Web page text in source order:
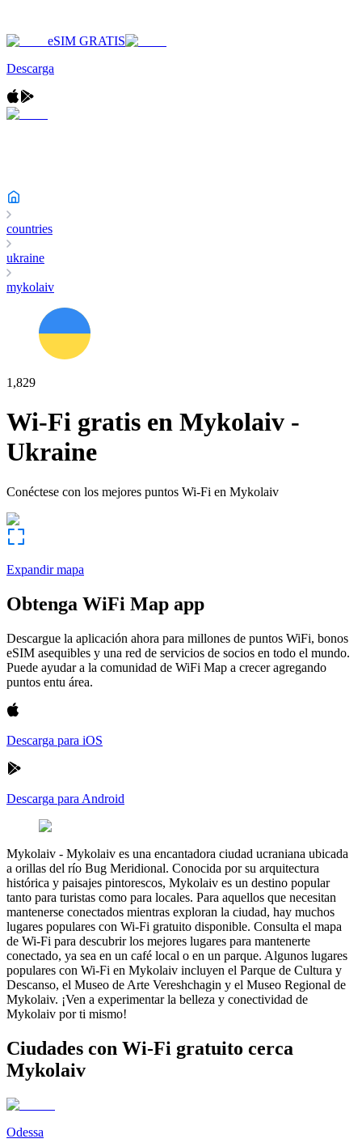
eSIM GRATIS
Descarga
countries
ukraine
mykolaiv
1,829
Wi-Fi gratis en Mykolaiv -
Ukraine
Conéctese con los mejores puntos Wi-Fi en Mykolaiv
Expandir mapa
Obtenga WiFi Map app
Descargue la aplicación ahora para millones de puntos WiFi, bonos
eSIM asequibles y una red de servicios de socios en todo el mundo.
Puede ayudar a la comunidad de WiFi Map a crecer agregando
puntos entu área.
Descarga para iOS
Descarga para Android
Mykolaiv - Mykolaiv es una encantadora ciudad ucraniana ubicada
a orillas del río Bug Meridional. Conocida por su arquitectura
histórica y paisajes pintorescos, Mykolaiv es un destino popular
tanto para turistas como para locales. Para aquellos que necesitan
mantenerse conectados mientras exploran la ciudad, hay muchos
lugares populares con Wi-Fi gratuito disponible. Consulta el mapa
de Wi-Fi para descubrir los mejores lugares para mantenerte
conectado, ya sea en un café local o en un parque. Algunos lugares
populares con Wi-Fi en Mykolaiv incluyen el Parque de Cultura y
Descanso, el Museo de Arte Vereshchagin y el Museo Regional de
Mykolaiv. ¡Ven a experimentar la belleza y conectividad de
Mykolaiv por ti mismo!
Ciudades con Wi-Fi gratuito cerca
Mykolaiv
Odessa